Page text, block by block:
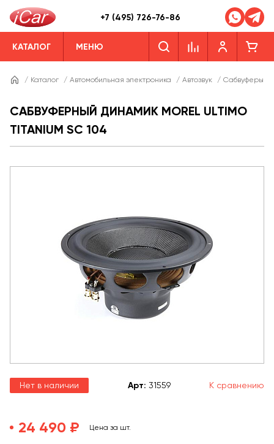
+7 (495) 726-76-86
КАТАЛОГ МЕНЮ
/ Каталог / Автомобильная электроника / Автозвук / Сабвуферы
САБВУФЕРНЫЙ ДИНАМИК MOREL ULTIMO
TITANIUM SC 104
Нет в наличии Арт: 31559 К сравнению
24 490 ₽ Цена за шт.